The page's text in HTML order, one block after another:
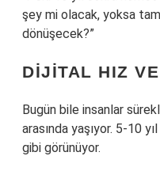
şey mi olacak, yoksa
dönüşecek?”
DIJITAL HIZ
Bugün bile insanlar
arasında yaşıyor. 5-10
gibi görünüyor.